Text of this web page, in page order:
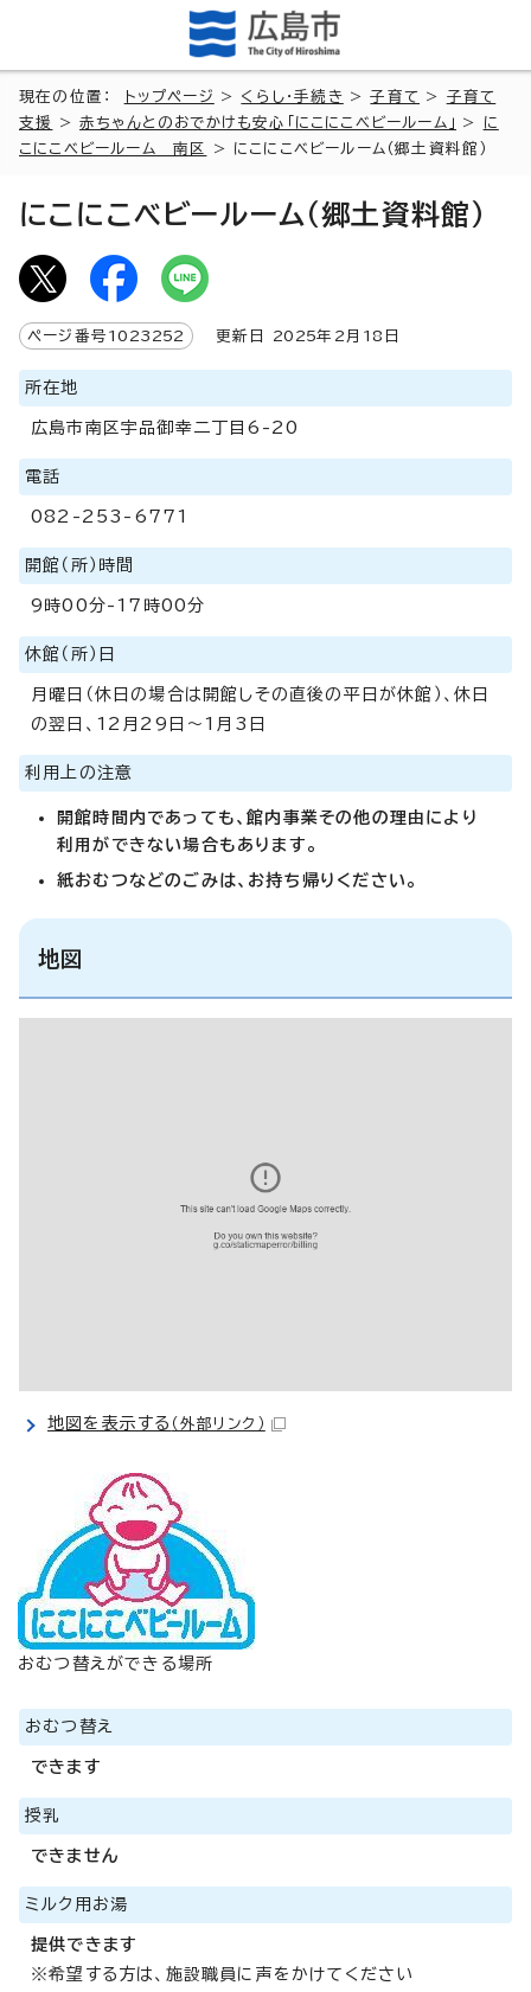
現在の位置： トップページ > くらし・手続き >子育て > 子育て
支援
>赤ちゃんとのおでかけも安心「にこにこベビールーム」 >
に
こにこベビールーム 南区
> にこにこベビールーム（郷土資料館）
にこにこベビールーム（郷土資料館）
ページ番号 1023252 更新日 2025年2月 18 日
所在地
広島市南区宇品御幸二丁目6-20
電話
082-253-6771
開館（所）時間
9時00分-17時00分
休館（所）日
月曜日（休日の場合は開館しその直後の平日が休館）、休日
の翌日、12月29日～1月3日
利用上の注意
開館時間内であっても、館内事業その他の理由により
利用ができない場合もあります。
紙おむつなどのごみは、お持ち帰りください。
地図
地図を表示する （外部リンク）
おむつ替えができる場所
おむつ替え
できます
授乳
できません
ミルク用お湯
提供できます
※希望する方は、施設職員に声をかけてください